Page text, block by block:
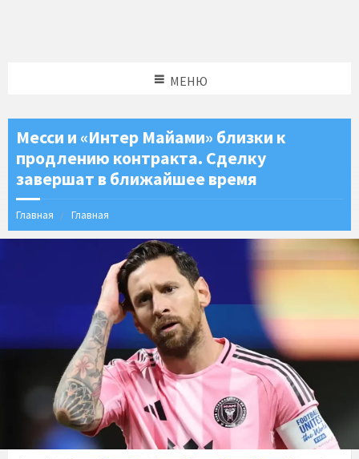
МЕНЮ
Месси и «Интер Майами» близки к
продлению контракта. Сделку
завершат в ближайшее время
Главная Главная